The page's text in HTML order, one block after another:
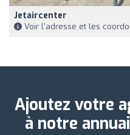
Jetaircenter
Voir l'adresse et les
Ajoutez votre
à notre